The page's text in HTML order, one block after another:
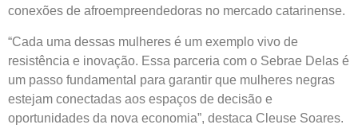
conexões de afroempreendedoras no mercado catarinense.
“Cada uma dessas mulheres é um exemplo vivo de
resistência e inovação. Essa parceria com o Sebrae Delas é
um passo fundamental para garantir que mulheres negras
estejam conectadas aos espaços de decisão e
oportunidades da nova economia”, destaca Cleuse Soares.